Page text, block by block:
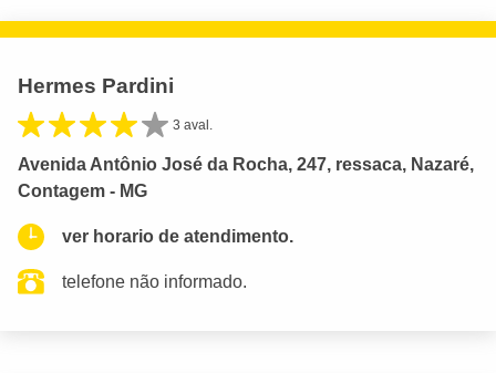
Hermes Pardini
3 aval.
Avenida Antônio José da Rocha, 247, ressaca, Nazaré,
Contagem - MG
ver horario de atendimento.
telefone não informado.